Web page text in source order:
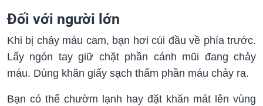
Đối với người lớn
Khi bị chảy máu cam, bạn hơi cúi đầu về phía trước.
Lấy ngón tay giữ chặt phần cánh mũi đang chảy
máu. Dùng khăn giấy sạch thấm phần máu chảy ra.
Bạn có thể chườm lạnh hay đặt khăn mát lên vùng